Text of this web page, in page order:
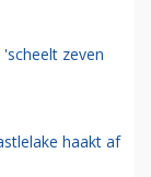
zeven
haakt af